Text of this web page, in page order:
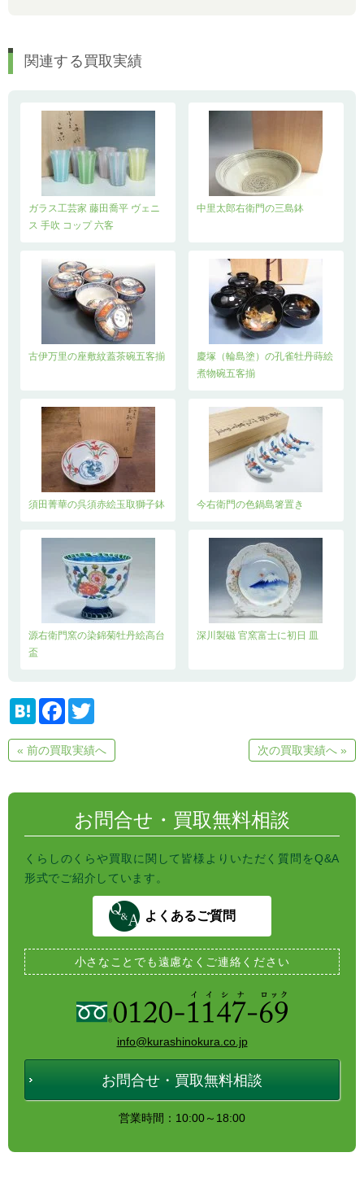
関連する買取実績
ガラス工芸家 藤田喬平 ヴェニ
ス 手吹 コップ 六客
中里太郎右衛門の三島鉢
古伊万里の座敷紋蓋茶碗五客揃
慶塚（輪島塗）の孔雀牡丹蒔絵
煮物碗五客揃
須田菁華の呉須赤絵玉取獅子鉢 今右衛門の色鍋島箸置き
源右衛門窯の染錦菊牡丹絵高台
盃
深川製磁 官窯富士に初日 皿
H
e
n
F
e
b
k
t
t
« 前の買取実績へ 次の買取実績へ »
お問合せ・買取無料相談
くらしのくらや買取に関して皆様よりいただく質問をQ&A
形式でご紹介しています。
よくあるご質問
小さなことでも遠慮なくご連絡ください
info@kurashinokura.co.jp
お問合せ・買取無料相談
営業時間：10:00～18:00